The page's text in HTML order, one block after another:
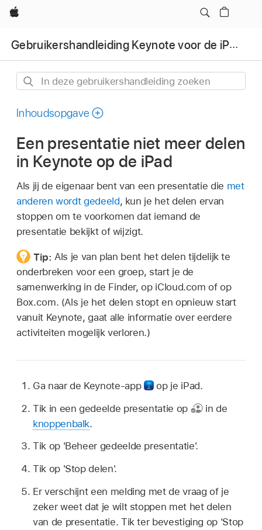
Apple
Gebruikershandleiding Keynote voor de iPad
In
gebruikershandleiding
Inhoudsopgave
Een presentatie niet meer delen
in Keynote op de iPad
Als jij de eigenaar bent van een presentatie die met
anderen wordt gedeeld, kun je het delen ervan
stoppen om te voorkomen dat iemand de
presentatie bekijkt of wijzigt.
Tip:Als je van plan bent het delen tijdelijk te
onderbreken voor een groep, start je de
samenwerking in de Finder, op iCloud.com of op
Box.com. (Als je het delen stopt en opnieuw start
vanuit Keynote, gaat alle informatie over eerdere
activiteiten mogelijk verloren.)
Ga naar de Keynote-app
op je iPad.
Tik in een gedeelde presentatie op
in de
knoppenbalk.
Tik op 'Beheer gedeelde presentatie'.
Tik op 'Stop delen'.
Er verschijnt een melding met de vraag of je
zeker weet dat je wilt stoppen met het delen
van de presentatie. Tik ter bevestiging op 'Stop